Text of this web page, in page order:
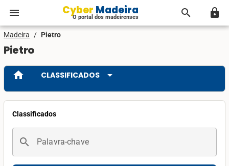
menu Cyber Madeira
O portal dos madeirenses search lock
Madeira / Pietro
Pietro
home CLASSIFICADOS arrow_drop_down
Classificados
search Palavra-chave